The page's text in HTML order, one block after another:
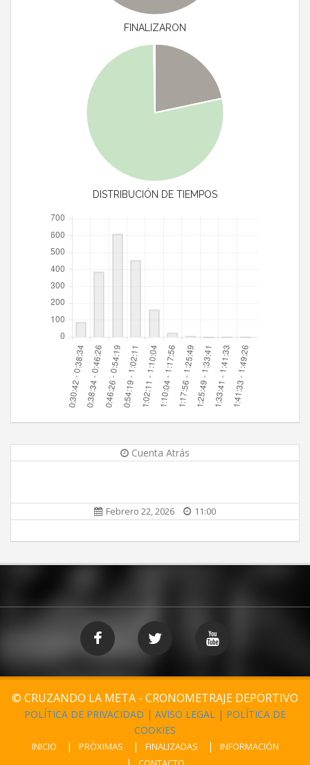
FINALIZARON
DISTRIBUCIÓN DE TIEMPOS
Cuenta Atrás
Febrero 22, 2026 11:00
© CRUZANDO LA META - CRONOMETRAJE DEPORTIVO
POLÍTICA DE PRIVACIDAD | AVISO LEGAL | POLÍTICA DE
COOKIES
INICIO PRÓXIMAS FINALIZADAS
INFORMACIÓN